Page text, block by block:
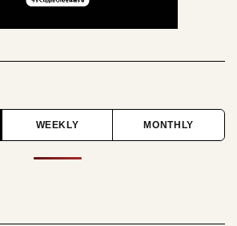
WEEKLY MONTHLY